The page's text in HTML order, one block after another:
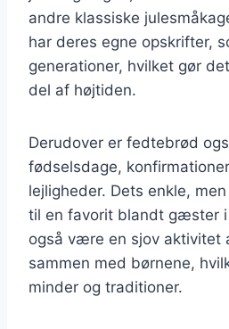
andre klassiske
har deres egne opskrifter,
generationer, hvilket gør
del af højtiden.
Derudover er fedtebrød
fødselsdage,
lejligheder. Dets enkle,
til en favorit blandt gæster i
også være en sjov aktivitet
sammen med børnene,
minder og traditioner.